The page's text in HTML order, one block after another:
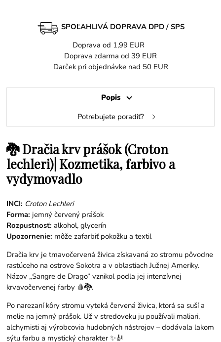
SPOĽAHLIVÁ DOPRAVA DPD / SPS
Doprava od 1,99 EUR
Doprava zdarma od 39 EUR
Darček pri objednávke nad 50 EUR
Popis
Potrebujete poradiť?
🐉 Dračia krv prášok (Croton
lechleri)| Kozmetika, farbivo a
vydymovadlo
INCI: Croton Lechleri
Forma: jemný červený prášok
Rozpustnosť: alkohol, glycerín
Upozornenie: môže zafarbiť pokožku a textil
Dračia krv je tmavočervená živica získavaná zo stromu pôvodne
rastúceho na ostrove Sokotra a v oblastiach Južnej Ameriky.
Názov „Sangre de Drago“ vznikol podľa jej intenzívnej
krvavočervenej farby 🩸🐉.
Po narezaní kôry stromu vyteká červená živica, ktorá sa suší a
melie na jemný prášok. Už v stredoveku ju používali maliari,
alchymisti aj výrobcovia hudobných nástrojov – dodávala lakom
sýtu farbu a mystický charakter ✨🎻